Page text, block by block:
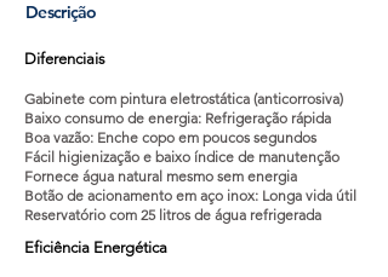
Descrição
Diferenciais
Gabinete com pintura eletrostática (anticorrosiva)
Baixo consumo de energia: Refrigeração rápida
Boa vazão: Enche copo em poucos segundos
Fácil higienização e baixo índice de manutenção
Fornece água natural mesmo sem energia
Botão de acionamento em aço inox: Longa vida útil
Reservatório com 25 litros de água refrigerada
Eficiência Energética